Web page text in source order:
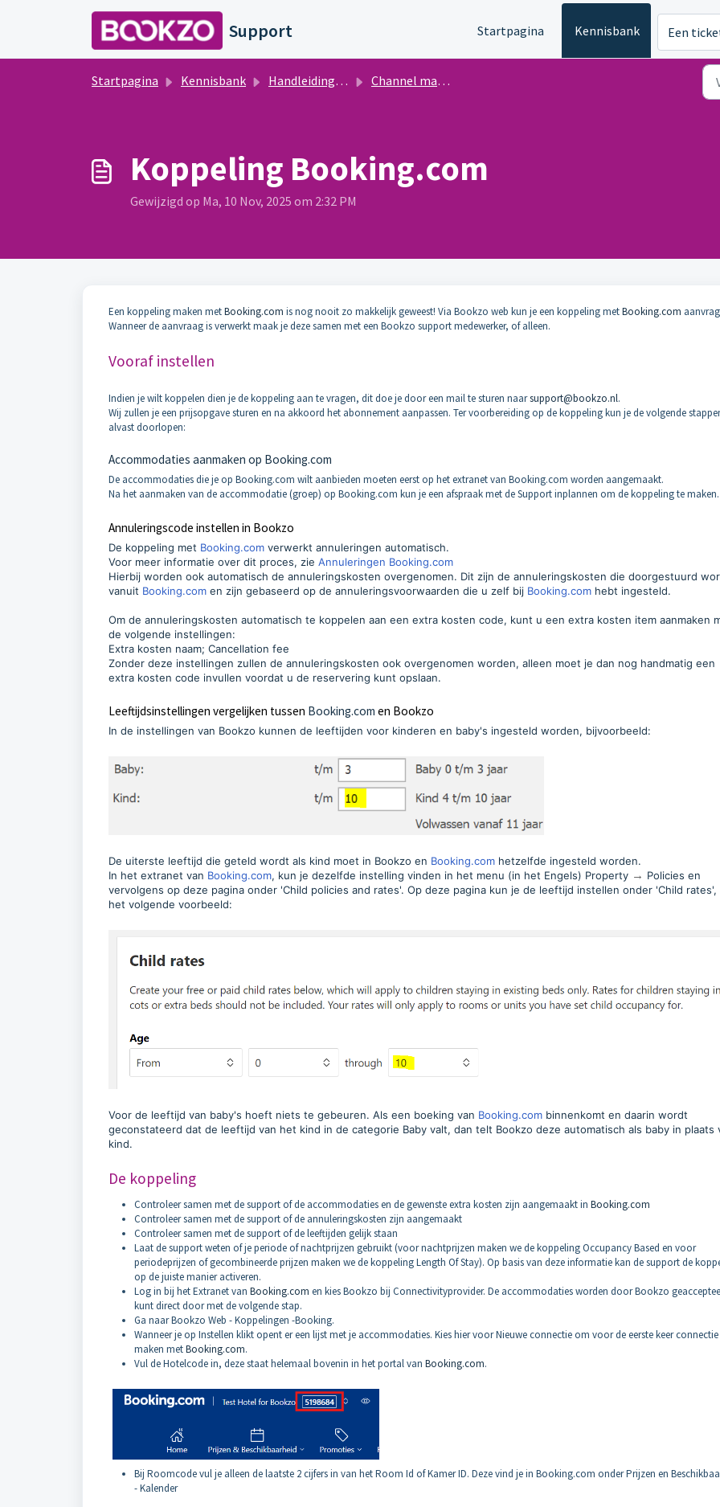
Doorgaan naar hoofdinhoud
Support Startpagina Kennisbank Een
Startpagina Kennisbank Handleidingen Bookzo Channel manager
Koppeling Booking.com
Gewijzigd op Ma, 10 Nov, 2025 om 2:32 PM
Een koppeling maken metBooking.com is nog nooit zo makkelijk geweest! Via Bookzo web kun je een koppeling metBooking.com
Wanneer de aanvraag is verwerkt maak je deze samen met een Bookzo support medewerker, of alleen.
Vooraf instellen
Indien je wilt koppelen dien je de koppeling aan te vragen, dit doe je door een mail te sturen naarsupport@bookzo.nl.
Wij zullen je een prijsopgave sturen en na akkoord het abonnement aanpassen. Ter voorbereiding op de koppeling kun je de volgende
alvast doorlopen:
Accommodaties aanmaken op Booking.com
De accommodaties die je op Booking.com wilt aanbieden moeten eerst op het extranet van Booking.com worden aangemaakt.
Na het aanmaken van de accommodatie (groep) op Booking.com kun je een afspraak met de Support inplannen om de koppeling te maken.
Annuleringscode instellen in Bookzo
De koppeling met Booking.com verwerkt annuleringen automatisch.
Voor meer informatie over dit proces, zie Annuleringen Booking.com
Hierbij worden ook automatisch de annuleringskosten overgenomen. Dit zijn de annuleringskosten die doorgestuurd
vanuit Booking.com en zijn gebaseerd op de annuleringsvoorwaarden die u zelf bij Booking.com hebt ingesteld.
Om de annuleringskosten automatisch te koppelen aan een extra kosten code, kunt u een extra kosten item aanmaken
de volgende instellingen:
Extra kosten naam; Cancellation fee
Zonder deze instellingen zullen de annuleringskosten ook overgenomen worden, alleen moet je dan nog handmatig een
extra kosten code invullen voordat u de reservering kunt opslaan.
Leeftijdsinstellingen vergelijken tussen Booking.com en Bookzo
In de instellingen van Bookzo kunnen de leeftijden voor kinderen en baby's ingesteld worden, bijvoorbeeld:
De uiterste leeftijd die geteld wordt als kind moet in Bookzo en Booking.com hetzelfde ingesteld worden.
In het extranet van Booking.com, kun je dezelfde instelling vinden in het menu (in het Engels) Property → Policies en
vervolgens op deze pagina onder 'Child policies and rates'. Op deze pagina kun je de leeftijd instellen onder 'Child rates',
het volgende voorbeeld:
Voor de leeftijd van baby's hoeft niets te gebeuren. Als een boeking van Booking.com binnenkomt en daarin wordt
geconstateerd dat de leeftijd van het kind in de categorie Baby valt, dan telt Bookzo deze automatisch als baby in plaats
kind.
De koppeling
Controleer samen met de support of de accommodaties en de gewenste extra kosten zijn aangemaakt in Booking.com
Controleer samen met de support of de annuleringskosten zijn aangemaakt
Controleer samen met de support of de leeftijden gelijk staan
Laat de support weten of je periode of nachtprijzen gebruikt (voor nachtprijzen maken we de koppeling Occupancy Based en voor
periodeprijzen of gecombineerde prijzen maken we de koppeling Length Of Stay). Op basis van deze informatie kan de support de
op de juiste manier activeren.
Log in bij het Extranet van Booking.com en kies Bookzo bij Connectivityprovider. De accommodaties worden door Bookzo
kunt direct door met de volgende stap.
Ga naar Bookzo Web - Koppelingen -Booking.
Wanneer je op Instellen klikt opent er een lijst met je accommodaties. Kies hier voor Nieuwe connectie om voor de eerste keer
maken metBooking.com.
Vul de Hotelcode in, deze staat helemaal bovenin in het portal van Booking.com.
Bij Roomcode vul je alleen de laatste 2 cijfers in van het Room Id of Kamer ID. Deze vind je in Booking.com onder Prijzen en
- Kalender